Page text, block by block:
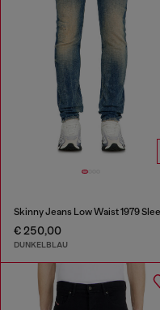
€ 250,00
DUNKELBLAU